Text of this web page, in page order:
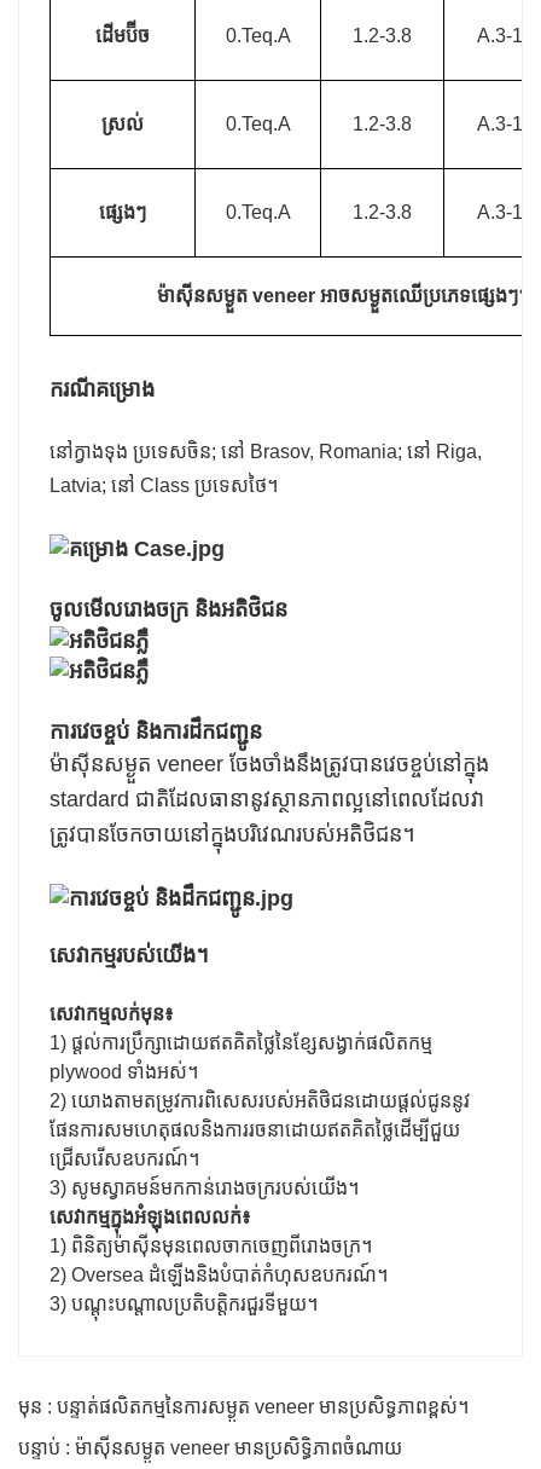
ដើមប៊ីច 0.Teq.A 1.2-3.8 A.3-10
ស្រល់ 0.Teq.A 1.2-3.8 A.3-10
ផ្សេងៗ 0.Teq.A 1.2-3.8 A.3-10
ម៉ាស៊ីនសម្ងួត veneer អាចសម្ងួតឈើប្រភេទផ្សេងៗ
ករណីគម្រោង
នៅក្វាងទុង ប្រទេសចិន; នៅ Brasov, Romania; នៅ Riga,
Latvia; នៅ Class ប្រទេសថៃ។
ចូលមើលរោងចក្រ និងអតិថិជន
ការវេចខ្ចប់ និងការដឹកជញ្ជូន
ម៉ាស៊ីនសម្ងួត veneer ចែងចាំងនឹងត្រូវបានវេចខ្ចប់នៅក្នុង
stardard ជាតិដែលធានានូវស្ថានភាពល្អនៅពេលដែលវា
ត្រូវបានចែកចាយនៅក្នុងបរិវេណរបស់អតិថិជន។
សេវាកម្មរបស់យើង។
សេវាកម្មលក់មុន៖
1) ផ្តល់ការប្រឹក្សាដោយឥតគិតថ្លៃនៃខ្សែសង្វាក់ផលិតកម្ម
plywood ទាំងអស់។
2) យោងតាមតម្រូវការពិសេសរបស់អតិថិជនដោយផ្តល់ជូននូវ
ផែនការសមហេតុផលនិងការរចនាដោយឥតគិតថ្លៃដើម្បីជួយ
ជ្រើសរើសឧបករណ៍។
3) សូមស្វាគមន៍មកកាន់រោងចក្ររបស់យើង។
សេវាកម្មក្នុងអំឡុងពេលលក់៖
1) ពិនិត្យម៉ាស៊ីនមុនពេលចាកចេញពីរោងចក្រ។
2) Oversea ដំឡើងនិងបំបាត់កំហុសឧបករណ៍។
3) បណ្តុះបណ្តាលប្រតិបត្តិករជួរទីមួយ។
មុន : បន្ទាត់ផលិតកម្មនៃការសម្ងួត veneer មានប្រសិទ្ធភាពខ្ពស់។
បន្ទាប់ : ម៉ាស៊ីនសម្ងួត veneer មានប្រសិទ្ធិភាពចំណាយ